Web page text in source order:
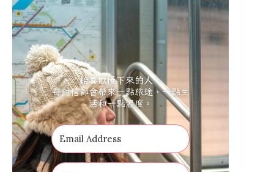
給喜歡慢下來的人。
每封信都會帶來一點旅途、一點生
活和一點溫度。